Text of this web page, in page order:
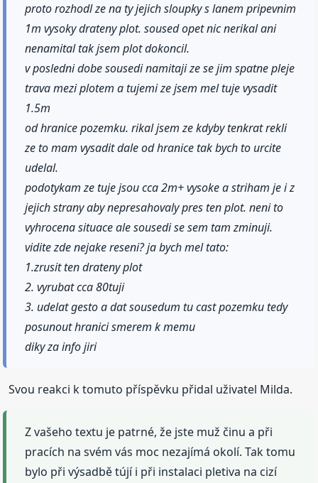
proto rozhodl ze na ty jejich sloupky s lanem pripevnim
1m vysoky drateny plot. soused opet nic nerikal ani
nenamital tak jsem plot dokoncil.
v posledni dobe sousedi namitaji ze se jim spatne pleje
trava mezi plotem a tujemi ze jsem mel tuje vysadit
1.5m
od hranice pozemku. rikal jsem ze kdyby tenkrat rekli
ze to mam vysadit dale od hranice tak bych to urcite
udelal.
podotykam ze tuje jsou cca 2m+ vysoke a striham je i z
jejich strany aby nepresahovaly pres ten plot. neni to
vyhrocena situace ale sousedi se sem tam zminuji.
vidite zde nejake reseni? ja bych mel tato:
1.zrusit ten drateny plot
2. vyrubat cca 80tuji
3. udelat gesto a dat sousedum tu cast pozemku tedy
posunout hranici smerem k memu
diky za info jiri
Svou reakci k tomuto příspěvku přidal uživatel Milda.
Z vašeho textu je patrné, že jste muž činu a při
pracích na svém vás moc nezajímá okolí. Tak tomu
bylo při výsadbě tújí i při instalaci pletiva na cizí